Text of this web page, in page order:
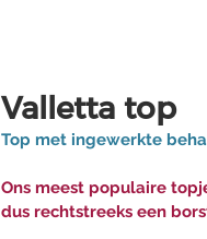
Valletta top
Top met ingewerkte beha
Ons meest populaire
dus rechtstreeks een